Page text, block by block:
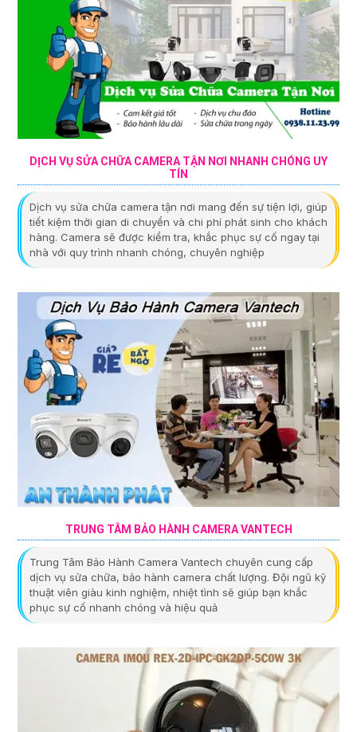
DỊCH VỤ SỬA CHỮA CAMERA TẬN NƠI NHANH CHÓNG UY
TÍN
Dịch vụ sửa chữa camera tận nơi mang đến sự tiện lợi, giúp
tiết kiệm thời gian di chuyển và chi phí phát sinh cho khách
hàng. Camera sẽ được kiểm tra, khắc phục sự cố ngay tại
nhà với quy trình nhanh chóng, chuyên nghiệp
TRUNG TÂM BẢO HÀNH CAMERA VANTECH
Trung Tâm Bảo Hành Camera Vantech chuyên cung cấp
dịch vụ sửa chữa, bảo hành camera chất lượng. Đội ngũ kỹ
thuật viên giàu kinh nghiệm, nhiệt tình sẽ giúp bạn khắc
phục sự cố nhanh chóng và hiệu quả